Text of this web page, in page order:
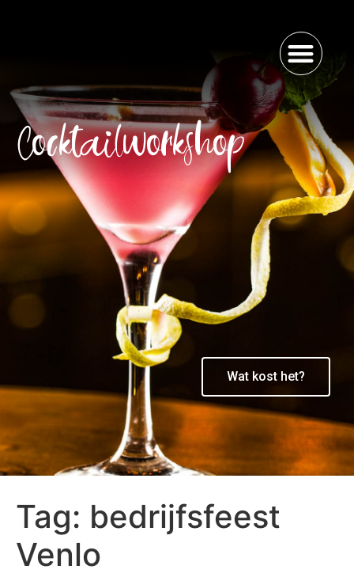
Cocktailworkshop
Wat kost het?
Tag: bedrijfsfeest
Venlo